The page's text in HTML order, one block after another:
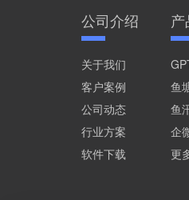
公司介绍
关于我们
客户案例
公司动态
行业方案
软件下载
鱼
鱼
企
更